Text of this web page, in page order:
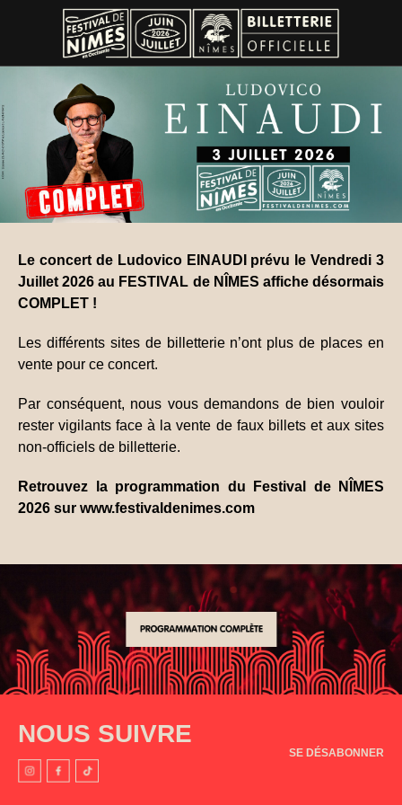
Le concert de Ludovico EINAUDI prévu le Vendredi 3
Juillet 2026 au FESTIVAL de NÎMES affiche désormais
COMPLET !
Les différents sites de billetterie n’ont plus de places en
vente pour ce concert.
Par conséquent, nous vous demandons de bien vouloir
rester vigilants face à la vente de faux billets et aux sites
non-officiels de billetterie.
Retrouvez la programmation du Festival de NÎMES
2026 sur www.festivaldenimes.com
NOUS SUIVRE
SE DÉSABONNER